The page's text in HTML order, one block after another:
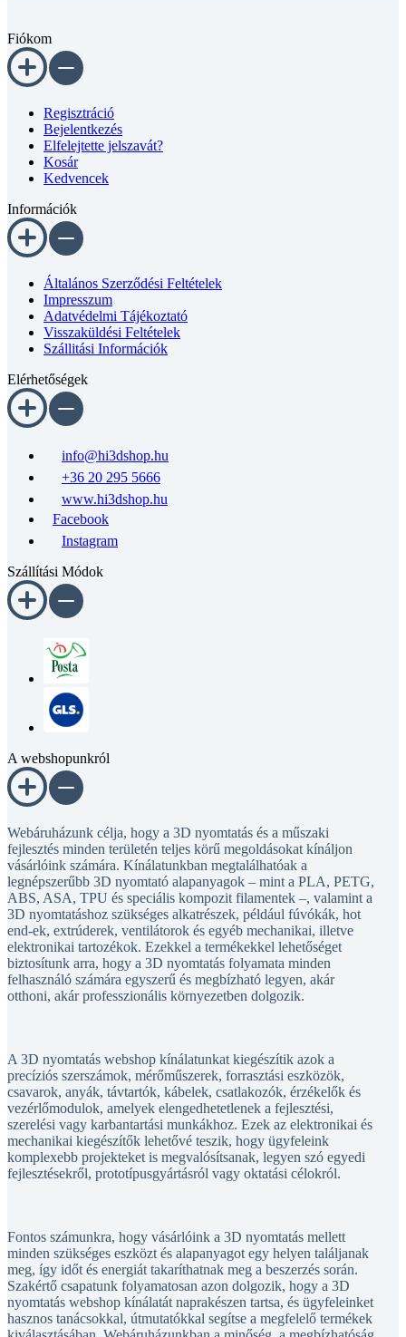
Fiókom
Regisztráció
Bejelentkezés
Elfelejtette jelszavát?
Kosár
Kedvencek
Információk
Általános Szerződési Feltételek
Impresszum
Adatvédelmi Tájékoztató
Visszaküldési Feltételek
Szállitási Információk
Elérhetőségek
info@hi3dshop.hu
+36 20 295 5666
www.hi3dshop.hu
Facebook
Instagram
Szállítási Módok
A webshopunkról
Webáruházunk célja, hogy a 3D nyomtatás és a műszaki
fejlesztés minden területén teljes körű megoldásokat kínáljon
vásárlóink számára. Kínálatunkban megtalálhatóak a
legnépszerűbb 3D nyomtató alapanyagok – mint a PLA, PETG,
ABS, ASA, TPU és speciális kompozit filamentek –, valamint a
3D nyomtatáshoz szükséges alkatrészek, például fúvókák, hot
end-ek, extrúderek, ventilátorok és egyéb mechanikai, illetve
elektronikai tartozékok. Ezekkel a termékekkel lehetőséget
biztosítunk arra, hogy a 3D nyomtatás folyamata minden
felhasználó számára egyszerű és megbízható legyen, akár
otthoni, akár professzionális környezetben dolgozik.
A 3D nyomtatás webshop kínálatunkat kiegészítik azok a
precíziós szerszámok, mérőműszerek, forrasztási eszközök,
csavarok, anyák, távtartók, kábelek, csatlakozók, érzékelők és
vezérlőmodulok, amelyek elengedhetetlenek a fejlesztési,
szerelési vagy karbantartási munkákhoz. Ezek az elektronikai és
mechanikai kiegészítők lehetővé teszik, hogy ügyfeleink
komplexebb projekteket is megvalósítsanak, legyen szó egyedi
fejlesztésekről, prototípusgyártásról vagy oktatási célokról.
Fontos számunkra, hogy vásárlóink a 3D nyomtatás mellett
minden szükséges eszközt és alapanyagot egy helyen találjanak
meg, így időt és energiát takaríthatnak meg a beszerzés során.
Szakértő csapatunk folyamatosan azon dolgozik, hogy a 3D
nyomtatás webshop kínálatát naprakészen tartsa, és ügyfeleinket
hasznos tanácsokkal, útmutatókkal segítse a megfelelő termékek